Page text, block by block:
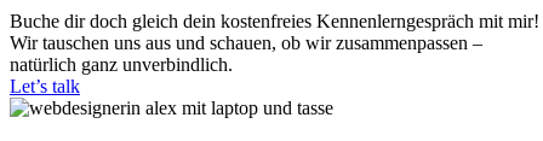
Buche dir doch gleich dein kostenfreies Kennenlerngespräch mit mir!
Wir tauschen uns aus und schauen, ob wir zusammenpassen –
natürlich ganz unverbindlich.
Let’s talk